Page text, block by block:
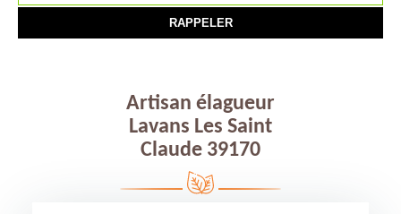
Artisan élagueur
Lavans Les Saint
Claude 39170